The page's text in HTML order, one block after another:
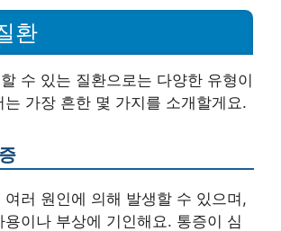
환
수 있는 질환으로는 다양한 유형이
는 가장 흔한 몇 가지를 소개할게요.
여러 원인에 의해 발생할 수 있으며,
용이나 부상에 기인해요. 통증이 심